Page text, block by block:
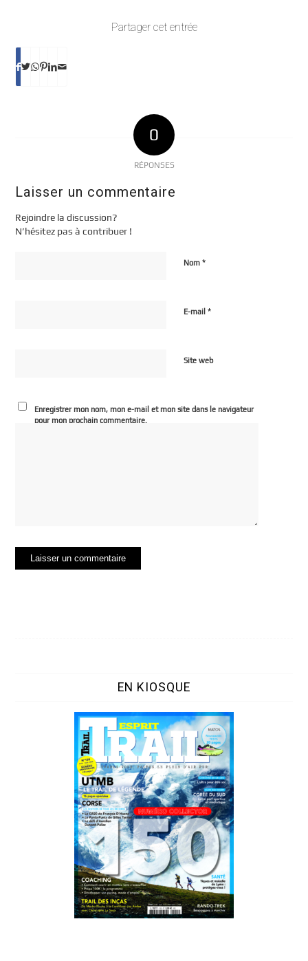
Partager cet entrée
0
RÉPONSES
Laisser un commentaire
Rejoindre la discussion?
N’hésitez pas à contribuer !
Nom*
E-mail*
Site web
Enregistrer mon nom, mon e-mail et mon site dans le navigateur
pour mon prochain commentaire.
EN KIOSQUE